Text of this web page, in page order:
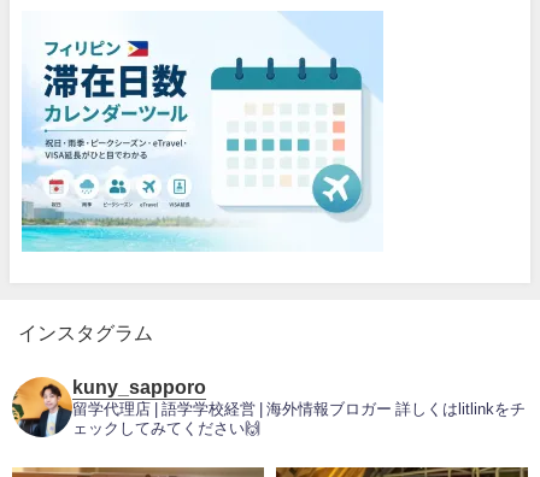
インスタグラム
kuny_sapporo
留学代理店 | 語学学校経営 | 海外情報ブロガー 詳しくはlitlinkをチ
ェックしてみてください🙌